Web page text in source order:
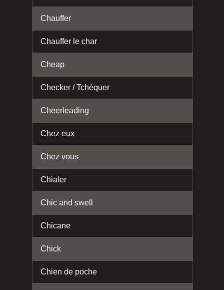
Chauffer
Chauffer le char
Cheap
Checker / Tchéquer
Cheerleading
Chez eux
Chez vous
Chialer
Chic and swell
Chicane
Chick
Chien de poche